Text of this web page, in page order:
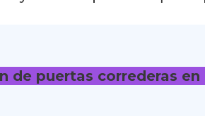
de puertas correderas en